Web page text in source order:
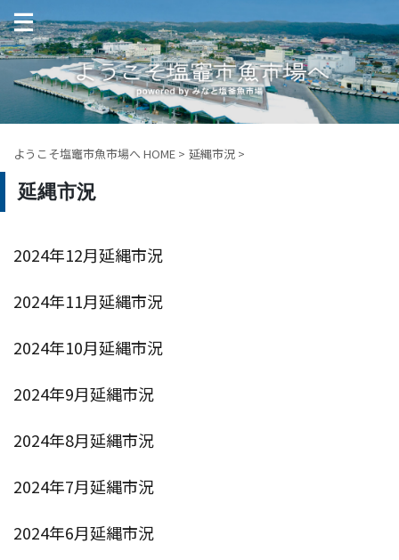
ようこそ塩竈市魚市場へ HOME > 延縄市況 >
延縄市況
2024年12月延縄市況
2024年11月延縄市況
2024年10月延縄市況
2024年9月延縄市況
2024年8月延縄市況
2024年7月延縄市況
2024年6月延縄市況